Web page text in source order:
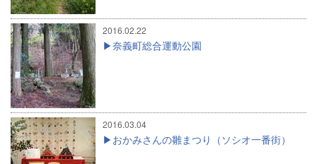
2016.02.22
奈義町総合運動公園
2016.03.04
おかみさんの雛まつり（ソシオ一番街）